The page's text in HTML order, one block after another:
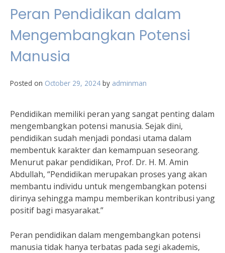
Peran Pendidikan dalam
Mengembangkan Potensi
Manusia
Posted on October 29, 2024 by adminman
Pendidikan memiliki peran yang sangat penting dalam
mengembangkan potensi manusia. Sejak dini,
pendidikan sudah menjadi pondasi utama dalam
membentuk karakter dan kemampuan seseorang.
Menurut pakar pendidikan, Prof. Dr. H. M. Amin
Abdullah, “Pendidikan merupakan proses yang akan
membantu individu untuk mengembangkan potensi
dirinya sehingga mampu memberikan kontribusi yang
positif bagi masyarakat.”
Peran pendidikan dalam mengembangkan potensi
manusia tidak hanya terbatas pada segi akademis,